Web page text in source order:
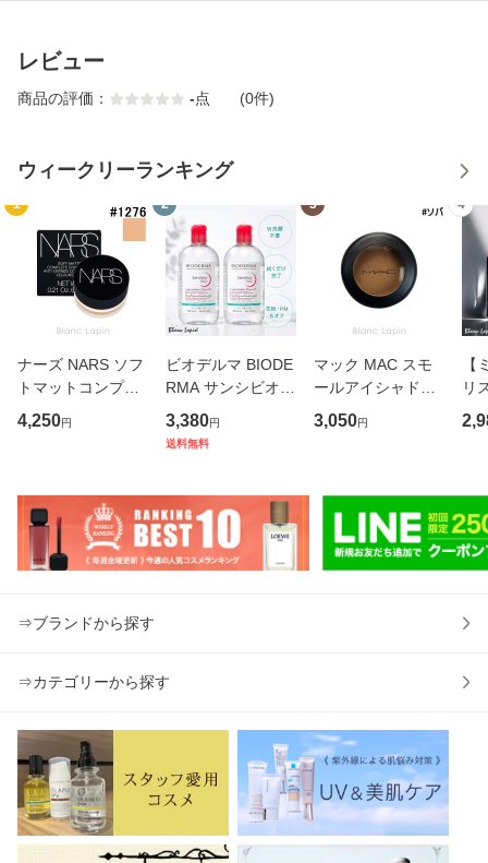
レビュー
商品の評価： -点 (0件)
ウィークリーランキング
1
ナーズ NARS ソフ
トマットコンプリ
ートコンシーラー
#1276 VANILLA 6.
4,250円
2
ビオデルマ BIODE
RMA サンシビオH
2O D 2本セット
【送料無料】 500
3,380円
送料無料
3
マック MAC スモ
ールアイシャドウ
#ソバ Soba 1.5g
アイシャドウ [016
3,050円
4
【
リ
ー
ジ
⇒ブランドから探す
⇒カテゴリーから探す